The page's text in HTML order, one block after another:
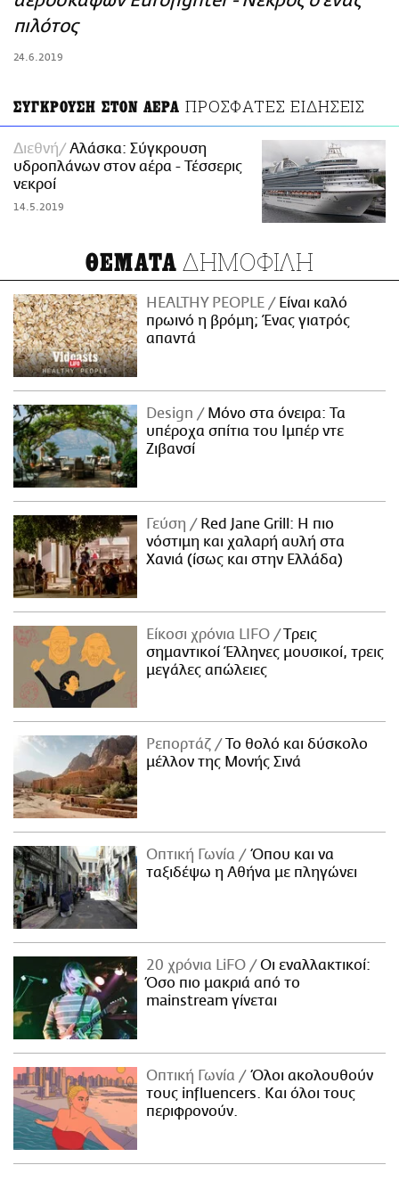
ΑΜΠΑ
πιλότος
24.6.2019
ΣΥΓΚΡΟΥΣΗ ΣΤΟΝ ΑΕΡΑ ΠΡΟΣΦΑΤΕΣ ΕΙΔΗΣΕΙΣ
Διεθνή
Αλάσκα: Σύγκρουση
υδροπλάνων στον αέρα - Τέσσερις
νεκροί
14.5.2019
ΘΕΜΑΤΑ ΔΗΜΟΦΙΛΗ
HEALTHY PEOPLE
Είναι καλό
πρωινό η βρόμη; Ένας γιατρός
απαντά
Design
Μόνο στα όνειρα: Τα
υπέροχα σπίτια του Ιμπέρ ντε
Ζιβανσί
Γεύση
Red Jane Grill: Η πιο
νόστιμη και χαλαρή αυλή στα
Χανιά (ίσως και στην Ελλάδα)
Είκοσι χρόνια LIFO
Tρεις
σημαντικοί Έλληνες μουσικοί, τρεις
μεγάλες απώλειες
Ρεπορτάζ
Το θολό και δύσκολο
μέλλον της Μονής Σινά
Οπτική Γωνία
Όπου και να
ταξιδέψω η Αθήνα με πληγώνει
20 χρόνια LiFO
Οι εναλλακτικοί:
Όσο πιο μακριά από το
mainstream γίνεται
Οπτική Γωνία
Όλοι ακολουθούν
τους influencers. Και όλοι τους
περιφρονούν.